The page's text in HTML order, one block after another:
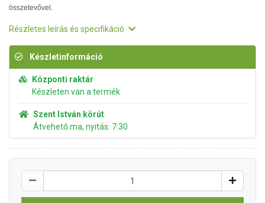
összetevővel.
Részletes leírás és specifikáció
Készletinformáció
Központi raktár
Készleten van a termék
Szent István körút
Átvehető ma, nyitás: 7:30